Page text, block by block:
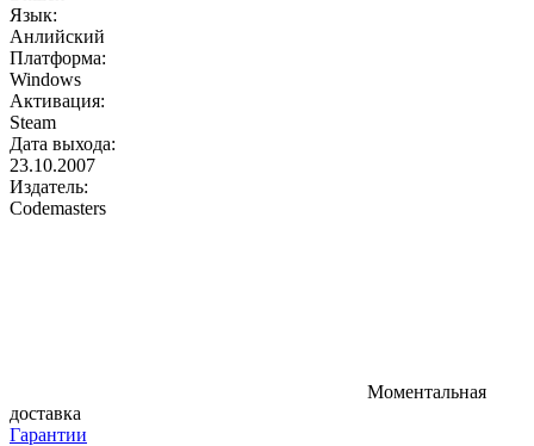
Язык:
Анлийский
Платформа:
Windows
Активация:
Steam
Дата выхода:
23.10.2007
Издатель:
Codemasters
Моментальная
доставка
Гарантии